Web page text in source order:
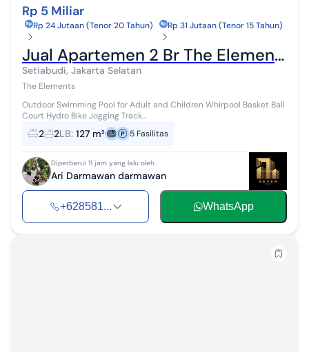
Rp 5 Miliar
Rp 24 Jutaan (Tenor 20 Tahun) Rp 31 Jutaan (Tenor 15 Tahun)
Jual Apartemen 2 Br The Elements
Setiabudi, Jakarta Selatan
The Elements
Outdoor Swimming Pool for Adult and Children Whirpool Basket Ball
Court Hydro Bike Jogging Track...
2 2LB: 127 m² 5 Fasilitas
Diperbarui 11 jam yang lalu oleh
Ari Darmawan darmawan
+628581... WhatsApp